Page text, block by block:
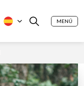
MENÚ